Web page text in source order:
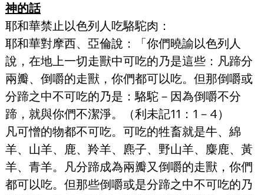
神的話
耶和華禁止以色列人吃駱駝肉：
耶和華對摩西、亞倫說：「你們曉諭以色列人
說，在地上一切走獸中可吃的乃是這些：凡蹄分
兩瓣、倒嚼的走獸，你們都可以吃。但那倒嚼或
分蹄之中不可吃的乃是：駱駝－因為倒嚼不分
蹄，就與你們不潔淨。（利未記11：1－4）
凡可憎的物都不可吃。可吃的牲畜就是牛、綿
羊、山羊、鹿、羚羊、麃子、野山羊、麋鹿、黃
羊、青羊。凡分蹄成為兩瓣又倒嚼的走獸，你們
都可以吃。但那些倒嚼或是分蹄之中不可吃的乃